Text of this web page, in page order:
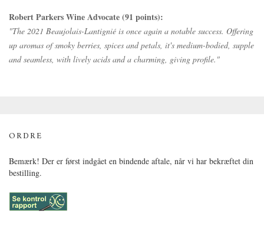
Robert Parkers Wine Advocate (91 points):
"The 2021 Beaujolais-Lantignié is once again a notable success. Offering
up aromas of smoky berries, spices and petals, it's medium-bodied, supple
and seamless, with lively acids and a charming, giving profile."
ORDRE
Bemærk! Der er først indgået en bindende aftale, når vi har bekræftet din
bestilling.